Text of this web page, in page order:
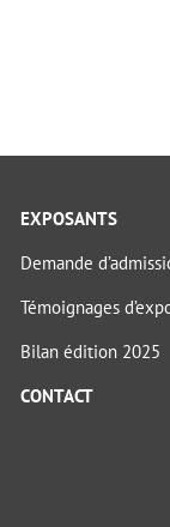
EXPOSANTS
Demande
Témoignages
Bilan édition 2025
CONTACT